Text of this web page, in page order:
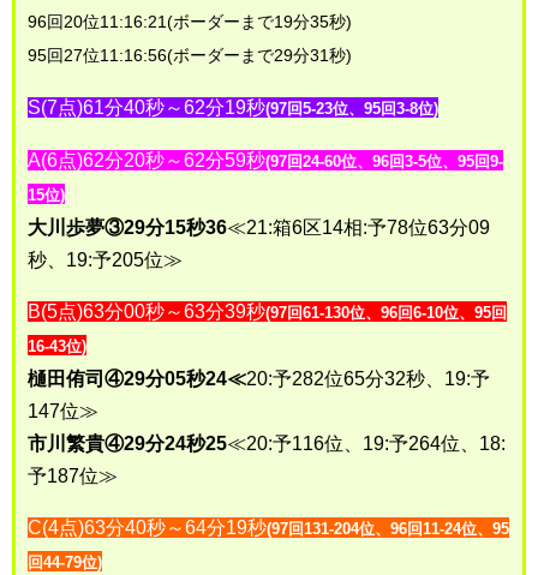
96回20位11:16:21(ボーダーまで19分35秒)
95回27位11:16:56(ボーダーまで29分31秒)
S(7点)61分40秒～62分19秒(97回5-23位、95回3-8位)
A(6点)62分20秒～62分59秒(97回24-60位、96回3-5位、95回9-
15位)
大川歩夢③29分15秒36≪21:箱6区14相:予78位63分09
秒、19:予205位≫
B(5点)63分00秒～63分39秒(97回61-130位、96回6-10位、95回
16-43位)
樋田侑司④29分05秒24≪20:予282位65分32秒、19:予
147位≫
市川繁貴④29分24秒25≪20:予116位、19:予264位、18:
予187位≫
C(4点)63分40秒～64分19秒(97回131-204位、96回11-24位、95
回44-79位)